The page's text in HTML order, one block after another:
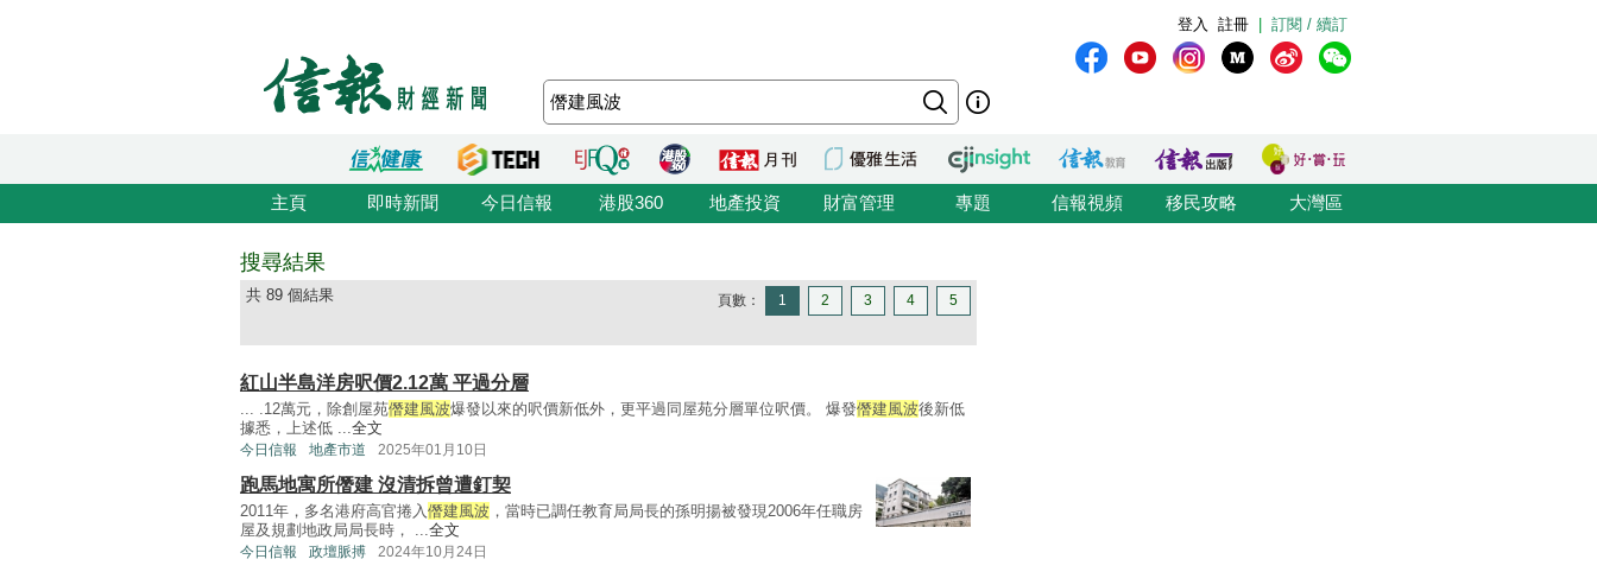
訂閱 / 續訂
註冊
登入
主頁 即時新聞 今日信報 港股360 地產投資 財富管理 專題 信報視頻 移民攻略 大灣區
搜尋結果
共 89 個結果 頁數： 1 2 3 4 5
紅山半島洋房呎價2.12萬 平過分層
... .12萬元，除創屋苑僭建風波爆發以來的呎價新低外，更平過同屋苑分層單位呎價。 爆發僭建風波後新低
據悉，上述低 ...全文
今日信報 地產市道 2025年01月10日
跑馬地寓所僭建 沒清拆曾遭釘契
2011年，多名港府高官捲入僭建風波 ，當時已調任教育局局長的孫明揚被發現2006年任職房
屋及規劃地政局局長時， ...全文
今日信報 政壇脈搏 2024年10月24日